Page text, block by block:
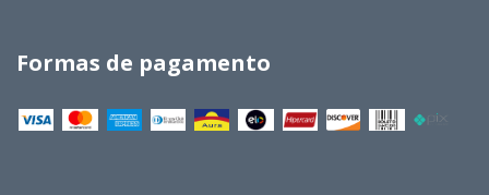
Formas de pagamento